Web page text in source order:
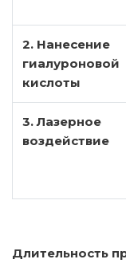
2. Нанесение
гиалуроновой
кислоты
3. Лазерное
воздействие
Длительность